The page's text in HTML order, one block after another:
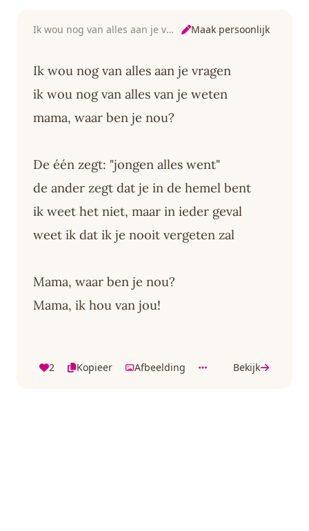
Ik wou nog van alles aan je vragen Maak persoonlijk
Ik wou nog van alles aan je vragen
ik wou nog van alles van je weten
mama, waar ben je nou?
De één zegt: "jongen alles went"
de ander zegt dat je in de hemel bent
ik weet het niet, maar in ieder geval
weet ik dat ik je nooit vergeten zal
Mama, waar ben je nou?
Mama, ik hou van jou!
2 Kopieer Afbeelding Bekijk